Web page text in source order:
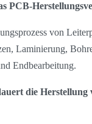
PCB-
von
Laminierung,
Endbearbeitung.
die Herstellung